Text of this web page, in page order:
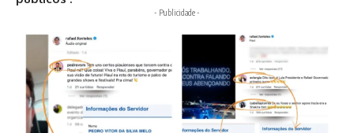
- Publicidade -